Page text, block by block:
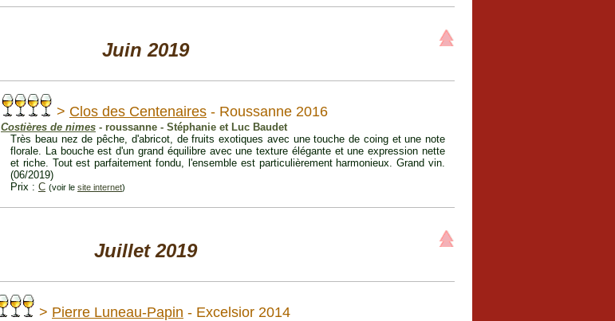
Juin 2019
> Clos des Centenaires - Roussanne 2016
Costières de nimes - roussanne - Stéphanie et Luc Baudet
Très beau nez de pêche, d'abricot, de fruits exotiques avec une touche de coing et une note
florale. La bouche est d'un grand équilibre avec une texture élégante et une expression nette
et riche. Tout est parfaitement fondu, l'ensemble est particulièrement harmonieux. Grand vin.
(06/2019)
Prix : C (voir le site internet)
Juillet 2019
> Pierre Luneau-Papin - Excelsior 2014